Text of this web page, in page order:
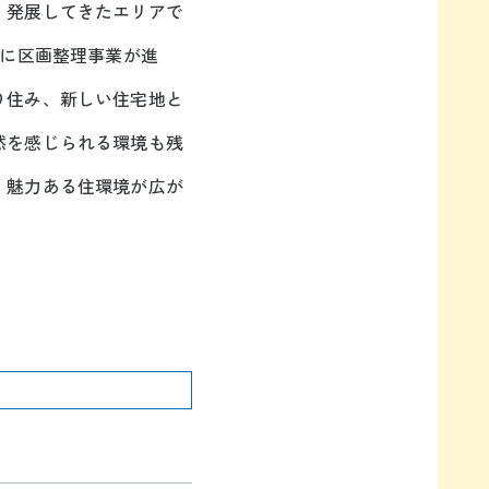
展してきたエリアで
区画整理事業が進
み、新しい住宅地と
感じられる環境も残
力ある住環境が広が